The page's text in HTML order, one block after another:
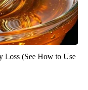
Loss (See How to Use